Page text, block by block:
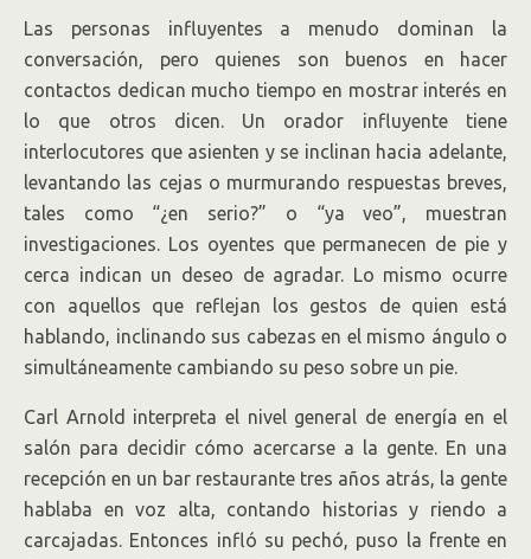
Las personas influyentes a menudo dominan la
conversación, pero quienes son buenos en hacer
contactos dedican mucho tiempo en mostrar interés en
lo que otros dicen. Un orador influyente tiene
interlocutores que asienten y se inclinan hacia adelante,
levantando las cejas o murmurando respuestas breves,
tales como “¿en serio?” o “ya veo”, muestran
investigaciones. Los oyentes que permanecen de pie y
cerca indican un deseo de agradar. Lo mismo ocurre
con aquellos que reflejan los gestos de quien está
hablando, inclinando sus cabezas en el mismo ángulo o
simultáneamente cambiando su peso sobre un pie.
Carl Arnold interpreta el nivel general de energía en el
salón para decidir cómo acercarse a la gente. En una
recepción en un bar restaurante tres años atrás, la gente
hablaba en voz alta, contando historias y riendo a
carcajadas. Entonces infló su pechó, puso la frente en